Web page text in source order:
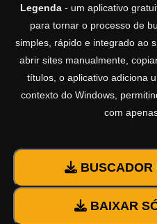
Legenda - um aplicativo
para tornar o processo de
simples, rápido e integrado ao
abrir sites manualmente,
títulos, o aplicativo adiciona
contexto do Windows,
com
BUSCADOR
BAIXAR